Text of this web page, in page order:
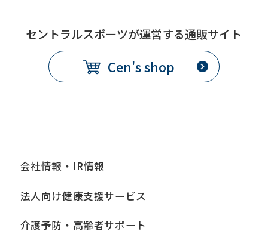
セントラルスポーツが運営する通販サイト
Cen's shop
会社情報・IR情報
法人向け健康支援サービス
介護予防・高齢者サポート